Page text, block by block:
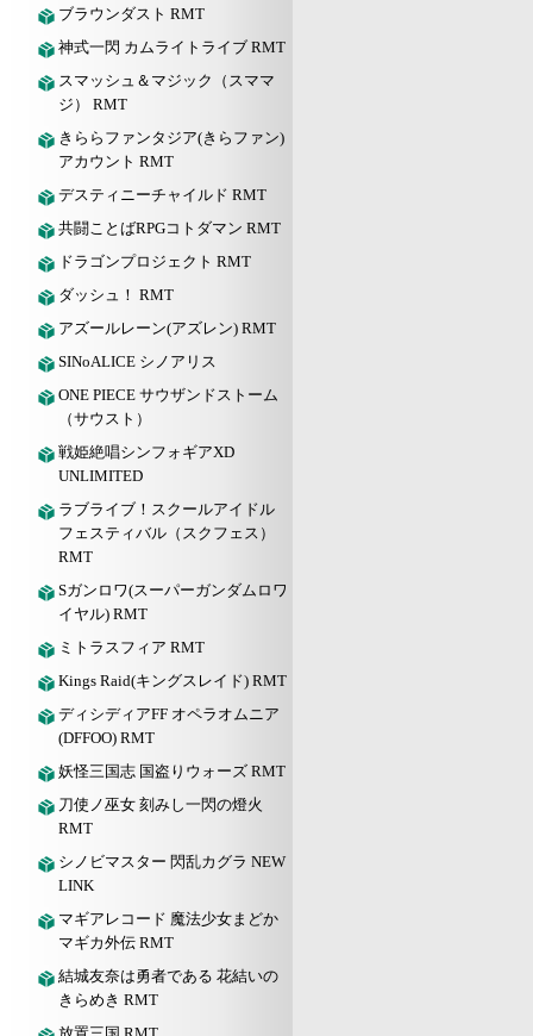
ブラウンダスト RMT
神式一閃 カムライトライブ RMT
スマッシュ＆マジック（スママ
ジ） RMT
きららファンタジア(きらファン)
アカウント RMT
デスティニーチャイルド RMT
共闘ことばRPGコトダマン RMT
ドラゴンプロジェクト RMT
ダッシュ！ RMT
アズールレーン(アズレン) RMT
SINoALICE シノアリス
ONE PIECE サウザンドストーム
（サウスト）
戦姫絶唱シンフォギアXD
UNLIMITED
ラブライブ！スクールアイドル
フェスティバル（スクフェス）
RMT
Sガンロワ(スーパーガンダムロワ
イヤル) RMT
ミトラスフィア RMT
Kings Raid(キングスレイド) RMT
ディシディアFF オペラオムニア
(DFFOO) RMT
妖怪三国志 国盗りウォーズ RMT
刀使ノ巫女 刻みし一閃の燈火
RMT
シノビマスター 閃乱カグラ NEW
LINK
マギアレコード 魔法少女まどか
マギカ外伝 RMT
結城友奈は勇者である 花結いの
きらめき RMT